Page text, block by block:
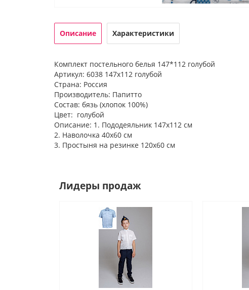
Описание Характеристики
Комплект постельного белья 147*112 голубой
Артикул: 6038 147х112 голубой
Страна: Россия
Производитель: Папитто
Состав: бязь (хлопок 100%)
Цвет: голубой
Описание: 1. Пододеяльник 147х112 см
2. Наволочка 40х60 см
3. Простыня на резинке 120х60 см
Лидеры продаж